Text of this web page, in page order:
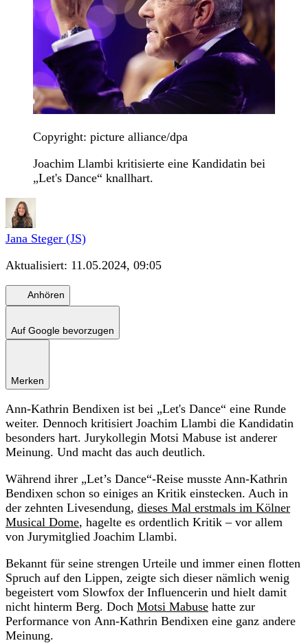
Copyright: picture alliance/dpa
Joachim Llambi kritisierte eine Kandidatin bei
„Let's Dance“ knallhart.
Jana Steger (JS)
Aktualisiert: 11.05.2024, 09:05
Anhören
Auf Google bevorzugen
Merken
Ann-Kathrin Bendixen ist bei „Let's Dance“ eine Runde
weiter. Dennoch kritisiert Joachim Llambi die Kandidatin
besonders hart. Jurykollegin Motsi Mabuse ist anderer
Meinung. Und macht das auch deutlich.
Während ihrer „Let’s Dance“-Reise musste Ann-Kathrin
Bendixen schon so einiges an Kritik einstecken. Auch in
der zehnten Livesendung, dieses Mal erstmals im Kölner
Musical Dome, hagelte es ordentlich Kritik – vor allem
von Jurymitglied Joachim Llambi.
Bekannt für seine strengen Urteile und immer einen flotten
Spruch auf den Lippen, zeigte sich dieser nämlich wenig
begeistert vom Slowfox der Influencerin und hielt damit
nicht hinterm Berg. Doch Motsi Mabuse hatte zur
Performance von Ann-Kathrin Bendixen eine ganz andere
Meinung.